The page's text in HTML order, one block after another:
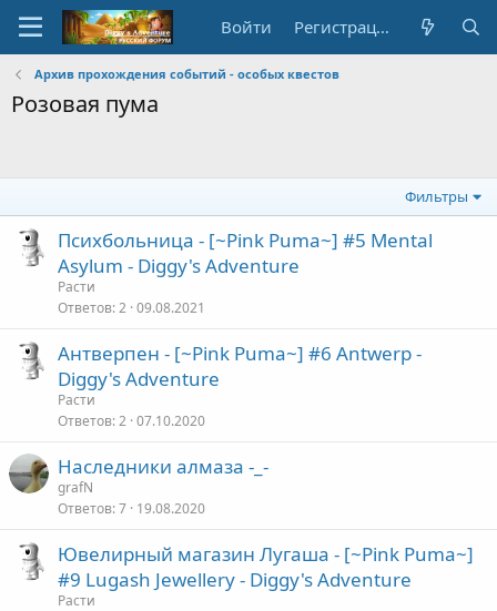
Войти Регистрация
Архив прохождения событий - особых квестов
Розовая пума
Фильтры
Психбольница - [~Pink Puma~] #5 Mental
Asylum - Diggy's Adventure
Расти
Ответов 2 09.08.2021
Антверпен - [~Pink Puma~] #6 Antwerp -
Diggy's Adventure
Расти
Ответов 2 07.10.2020
Наследники алмаза -_-
grafN
Ответов 7 19.08.2020
Ювелирный магазин Лугаша - [~Pink Puma~]
#9 Lugash Jewellery - Diggy's Adventure
Расти